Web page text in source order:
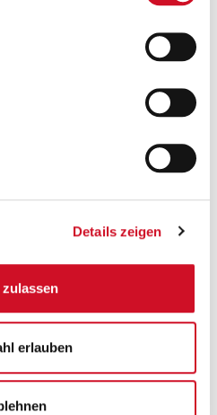
Details zeigen
zulassen
erlauben
sich gut zusammenfalten
Zustand wenig Platz. Etwas
allerdings deutlich